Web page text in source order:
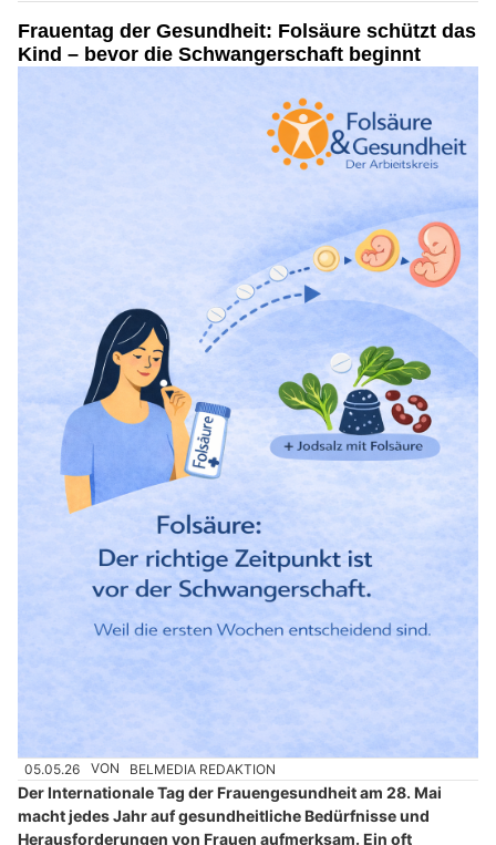
Frauentag der Gesundheit: Folsäure schützt das
Kind – bevor die Schwangerschaft beginnt
05.05.26 VON BELMEDIA REDAKTION
Der Internationale Tag der Frauengesundheit am 28. Mai
macht jedes Jahr auf gesundheitliche Bedürfnisse und
Herausforderungen von Frauen aufmerksam. Ein oft